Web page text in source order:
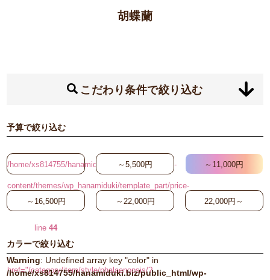
胡蝶蘭
こだわり条件で絞り込む
予算で絞り込む
/home/xs814755/hanamiduki.biz/public_html/wp-
content/themes/wp_hanamiduki/template_part/price-
search-button.php on
line44
"
href="/category/item/style/phalaenopsis/?
～5,500円 ～11,000円
～16,500円 ～22,000円 22,000円～
カラーで絞り込む
Warning: Undefined array key "color" in
/home/xs814755/hanamiduki.biz/public_html/wp-